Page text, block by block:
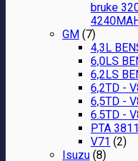
bruke
GM (7)
4,3L
6,0LS
6,2LS
6,2TD -
6,5TD -
6.5TD -
PTA 3811
V71 (2)
Isuzu (8)